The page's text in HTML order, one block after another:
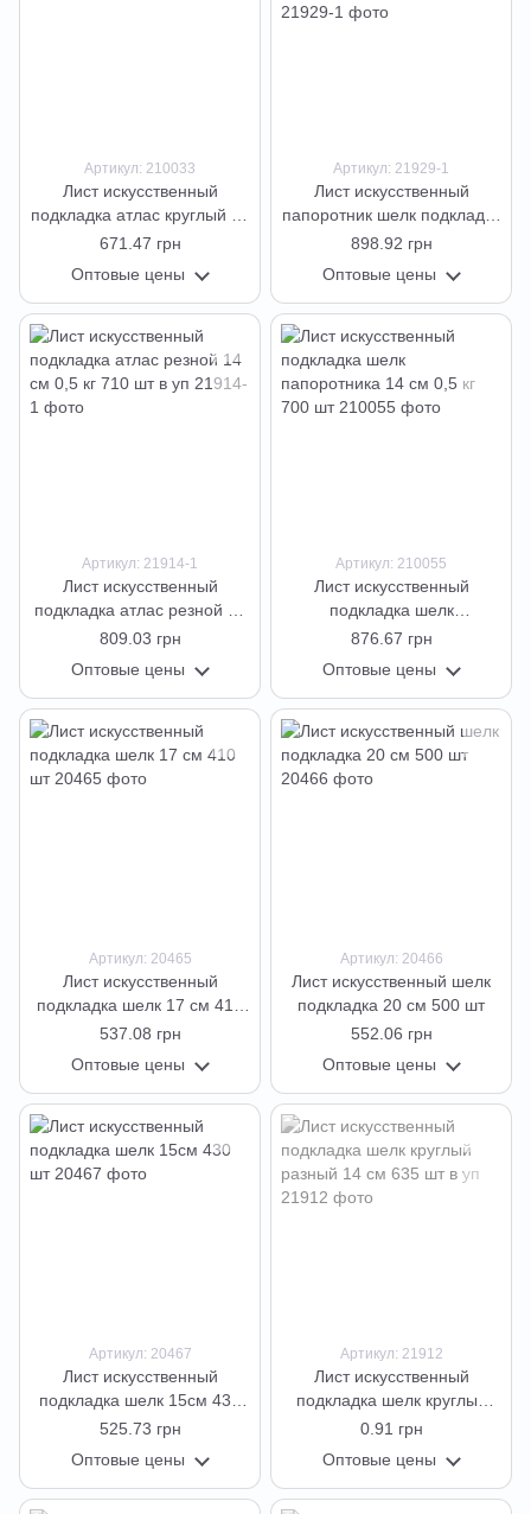
Артикул: 210033
Лист искусственный
подкладка атлас круглый 11
см 850 шт
671.47 грн
Оптовые цены
Артикул: 21929-1
Лист искусственный
папоротник шелк подкладка
17 см 0,5кг 450шт в уп.
898.92 грн
Оптовые цены
Артикул: 21914-1
Лист искусственный
подкладка атлас резной 14
см 0,5 кг 710 шт в уп
809.03 грн
Оптовые цены
Артикул: 210055
Лист искусственный
подкладка шелк
папоротника 14 см 0,5 кг
876.67 грн
Оптовые цены
Артикул: 20465
Лист искусственный
подкладка шелк 17 см 410
шт
537.08 грн
Оптовые цены
Артикул: 20466
Лист искусственный шелк
подкладка 20 см 500 шт
552.06 грн
Оптовые цены
Артикул: 20467
Лист искусственный
подкладка шелк 15см 430
шт
525.73 грн
Оптовые цены
Артикул: 21912
Лист искусственный
подкладка шелк круглый
разный 14 см 635 шт в уп
0.91 грн
Оптовые цены